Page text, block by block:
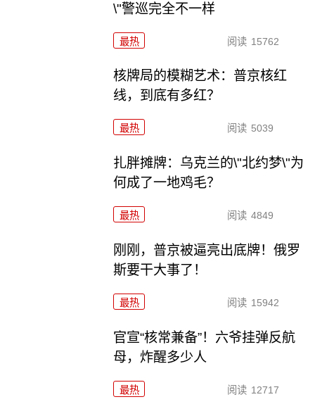
\"警巡完全不一样
最热 阅读 15762
核牌局的模糊艺术：普京核红
线，到底有多红？
最热 阅读 5039
扎胖摊牌：乌克兰的\"北约梦\"为
何成了一地鸡毛？
最热 阅读 4849
刚刚，普京被逼亮出底牌！俄罗
斯要干大事了！
最热 阅读 15942
官宣“核常兼备”！六爷挂弹反航
母，炸醒多少人
最热 阅读 12717